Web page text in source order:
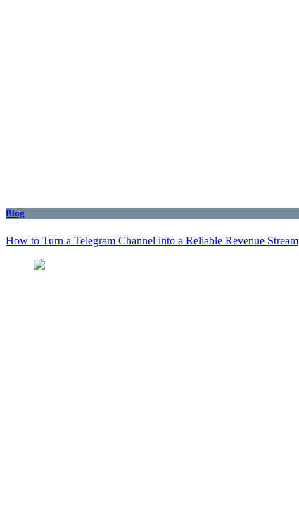
Blog
How to Turn a Telegram Channel into a Reliable Revenue Stream